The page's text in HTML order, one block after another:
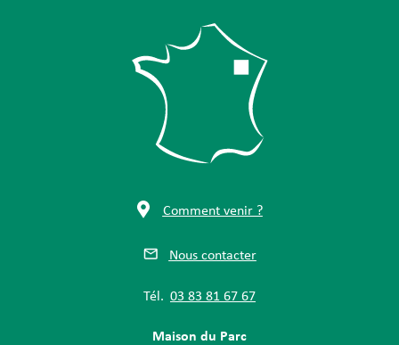
Comment venir ?
Nous contacter
Tél. 03 83 81 67 67
Maison du Parc